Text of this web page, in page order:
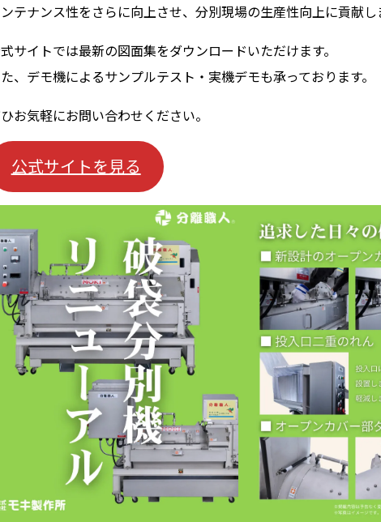
テナンス性をさらに向上させ、分別現場の生産性向上に貢献し
サイトでは最新の図面集をダウンロードいただけます。
、デモ機によるサンプルテスト・実機デモも承っております。
お気軽にお問い合わせください。
公式サイトを見る